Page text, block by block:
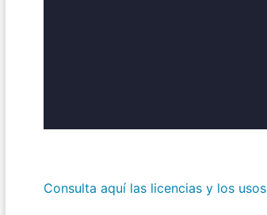
Consulta aquí las licencias y los